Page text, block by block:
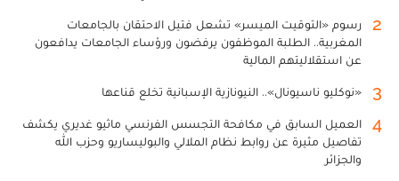
2
رسوم «التوقيت الميسر» تشعل فتيل الاحتقان بالجامعات
المغربية.. الطلبة الموظفون يرفضون ورؤساء الجامعات يدافعون
عن استقلاليتهم المالية
3 «نوكليو ناسيونال».. النيونازية الإسبانية تخلع قناعها
4
العميل السابق في مكافحة التجسس الفرنسي ماثيو غديري يكشف
تفاصيل مثيرة عن روابط نظام الملالي والبوليساريو وحزب الله
والجزائر